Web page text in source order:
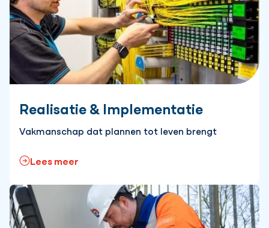
Realisatie & Implementatie
Vakmanschap dat plannen tot leven brengt
Lees meer